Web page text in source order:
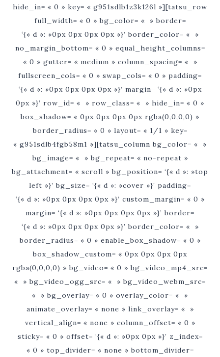
hide_in= « 0 » key= « g951sdlb1z3k126l »][tatsu_row
full_width= « 0 » bg_color= « » border=
‘{« d »: »0px 0px 0px 0px »}’ border_color= « »
no_margin_bottom= « 0 » equal_height_columns=
« 0 » gutter= « medium » column_spacing= « »
fullscreen_cols= « 0 » swap_cols= « 0 » padding=
‘{« d »: »0px 0px 0px 0px »}’ margin= ‘{« d »: »0px
0px »}’ row_id= « » row_class= « » hide_in= « 0 »
box_shadow= « 0px 0px 0px 0px rgba(0,0,0,0) »
border_radius= « 0 » layout= « 1/1 » key=
« g951sdlb4fgb58m1 »][tatsu_column bg_color= « »
bg_image= « » bg_repeat= « no-repeat »
bg_attachment= « scroll » bg_position= ‘{« d »: »top
left »}’ bg_size= ‘{« d »: »cover »}’ padding=
‘{« d »: »0px 0px 0px 0px »}’ custom_margin= « 0 »
margin= ‘{« d »: »0px 0px 0px 0px »}’ border=
‘{« d »: »0px 0px 0px 0px »}’ border_color= « »
border_radius= « 0 » enable_box_shadow= « 0 »
box_shadow_custom= « 0px 0px 0px 0px
rgba(0,0,0,0) » bg_video= « 0 » bg_video_mp4_src=
« » bg_video_ogg_src= « » bg_video_webm_src=
« » bg_overlay= « 0 » overlay_color= « »
animate_overlay= « none » link_overlay= « »
vertical_align= « none » column_offset= « 0 »
sticky= « 0 » offset= ‘{« d »: »0px 0px »}’ z_index=
« 0 » top_divider= « none » bottom_divider=